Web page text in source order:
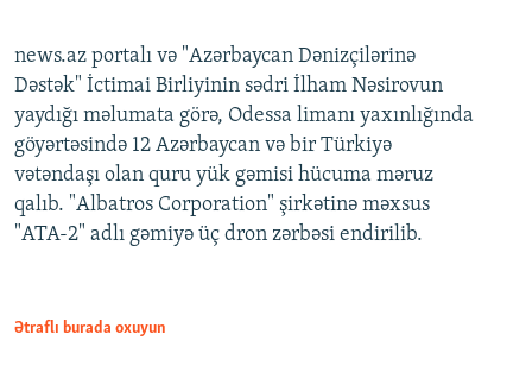
news.az portalı və "Azərbaycan Dənizçilərinə
Dəstək" İctimai Birliyinin sədri İlham Nəsirovun
yaydığı məlumata görə, Odessa limanı yaxınlığında
göyərtəsində 12 Azərbaycan və bir Türkiyə
vətəndaşı olan quru yük gəmisi hücuma məruz
qalıb. "Albatros Corporation" şirkətinə məxsus
"ATA-2" adlı gəmiyə üç dron zərbəsi endirilib.
Ətraflı burada oxuyun